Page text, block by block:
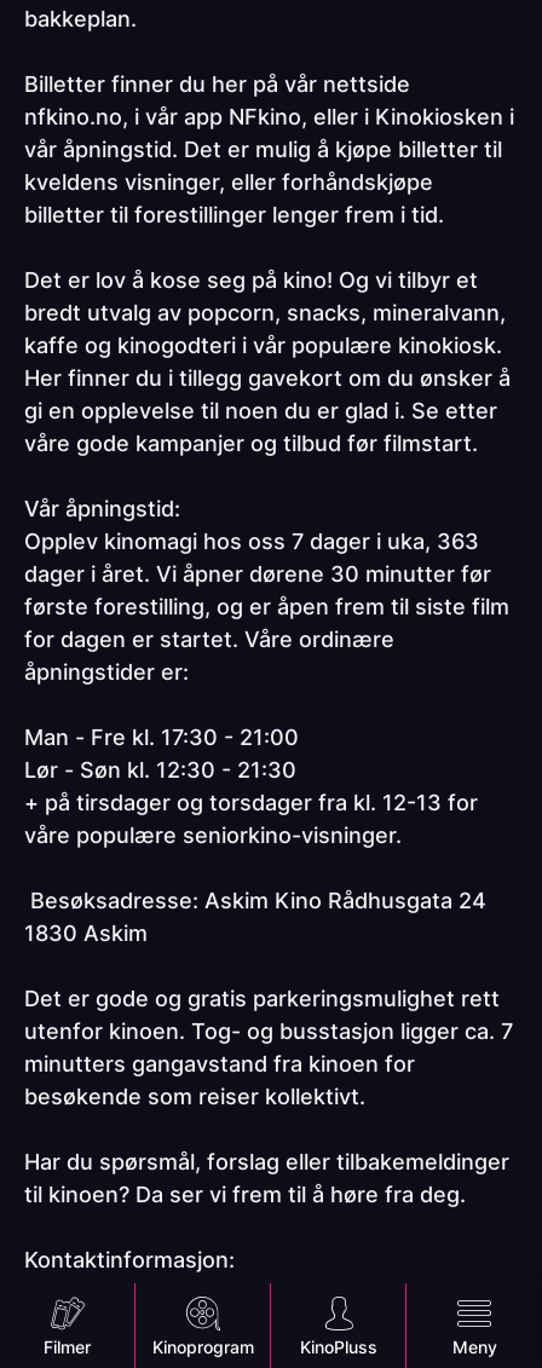
Mobile
Filmer Kinoprogram KinoPluss Meny
bakkeplan.
Billetter finner du her på vår nettside
nfkino.no, i vår app NFkino, eller i Kinokiosken i
vår åpningstid. Det er mulig å kjøpe billetter til
kveldens visninger, eller forhåndskjøpe
billetter til forestillinger lenger frem i tid.
Det er lov å kose seg på kino! Og vi tilbyr et
bredt utvalg av popcorn, snacks, mineralvann,
kaffe og kinogodteri i vår populære kinokiosk.
Her finner du i tillegg gavekort om du ønsker å
gi en opplevelse til noen du er glad i. Se etter
våre gode kampanjer og tilbud før filmstart.
Vår åpningstid:
Opplev kinomagi hos oss 7 dager i uka, 363
dager i året. Vi åpner dørene 30 minutter før
første forestilling, og er åpen frem til siste film
for dagen er startet. Våre ordinære
åpningstider er:
Man - Fre kl. 17:30 - 21:00
Lør - Søn kl. 12:30 - 21:30
+ på tirsdager og torsdager fra kl. 12-13 for
våre populære seniorkino-visninger.
Besøksadresse: Askim Kino Rådhusgata 24
1830 Askim
Det er gode og gratis parkeringsmulighet rett
utenfor kinoen. Tog- og busstasjon ligger ca. 7
minutters gangavstand fra kinoen for
besøkende som reiser kollektivt.
Har du spørsmål, forslag eller tilbakemeldinger
til kinoen? Da ser vi frem til å høre fra deg.
Kontaktinformasjon:
Kundeservice:
Tlf: 21 60 79 29